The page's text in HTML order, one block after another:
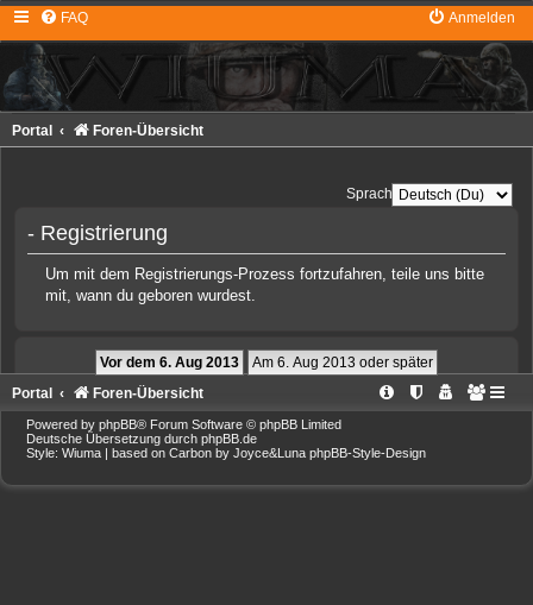
FAQ Anmelden
Portal Foren-Übersicht
Sprache:
- Registrierung
Um mit dem Registrierungs-Prozess fortzufahren, teile uns bitte
mit, wann du geboren wurdest.
Portal Foren-Übersicht
Powered by phpBB® Forum Software © phpBB Limited
Deutsche Übersetzung durch phpBB.de
Style: Wiuma | based on Carbon by Joyce&Luna phpBB-Style-Design